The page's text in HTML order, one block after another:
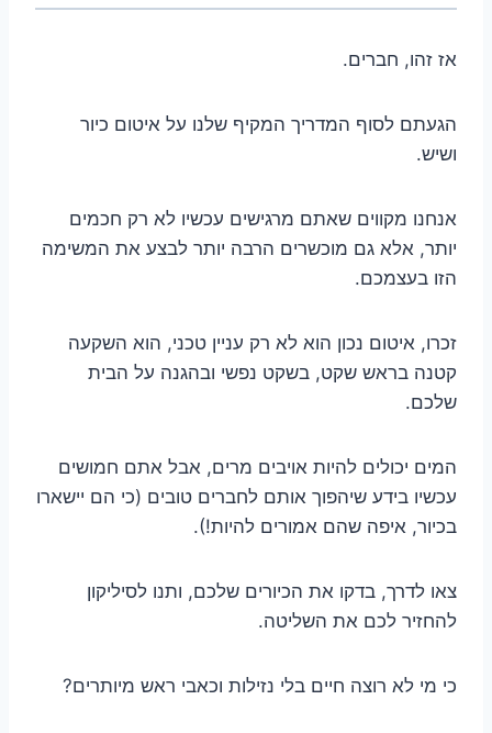
אז זהו, חברים.
הגעתם לסוף המדריך המקיף שלנו על איטום כיור
ושיש.
אנחנו מקווים שאתם מרגישים עכשיו לא רק חכמים
יותר, אלא גם מוכשרים הרבה יותר לבצע את המשימה
הזו בעצמכם.
זכרו, איטום נכון הוא לא רק עניין טכני, הוא השקעה
קטנה בראש שקט, בשקט נפשי ובהגנה על הבית
שלכם.
המים יכולים להיות אויבים מרים, אבל אתם חמושים
עכשיו בידע שיהפוך אותם לחברים טובים (כי הם יישארו
בכיור, איפה שהם אמורים להיות!).
צאו לדרך, בדקו את הכיורים שלכם, ותנו לסיליקון
להחזיר לכם את השליטה.
כי מי לא רוצה חיים בלי נזילות וכאבי ראש מיותרים?